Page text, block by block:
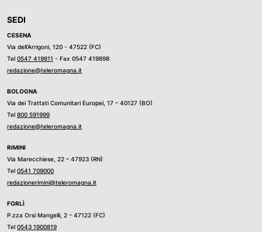
SEDI
CESENA
Via dell’Arrigoni, 120 - 47522 (FC)
Tel 0547 419811 - Fax 0547 419898
redazione@teleromagna.it
BOLOGNA
Via dei Trattati Comunitari Europei, 17 – 40127 (BO)
Tel 800 591999
redazione@teleromagna.it
RIMINI
Via Marecchiese, 22 – 47923 (RN)
Tel 0541 709000
redazionerimini@teleromagna.it
FORLÌ
P.zza Orsi Mangelli, 2 – 47122 (FC)
Tel 0543 1900819